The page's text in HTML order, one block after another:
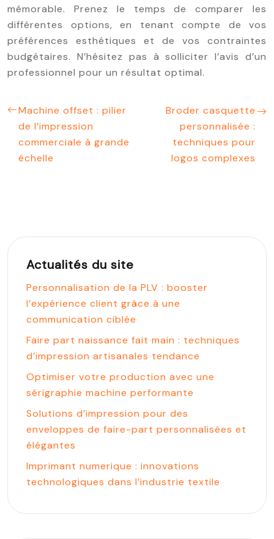
mémorable. Prenez le temps de comparer les
différentes options, en tenant compte de vos
préférences esthétiques et de vos contraintes
budgétaires. N’hésitez pas à solliciter l’avis d’un
professionnel pour un résultat optimal.
Machine offset : pilier
de l’impression
commerciale à grande
échelle
Broder casquette
personnalisée :
techniques pour
logos complexes
Actualités du site
Personnalisation de la PLV : booster
l’expérience client grâce à une
communication ciblée
Faire part naissance fait main : techniques
d’impression artisanales tendance
Optimiser votre production avec une
sérigraphie machine performante
Solutions d’impression pour des
enveloppes de faire-part personnalisées et
élégantes
Imprimant numerique : innovations
technologiques dans l’industrie textile